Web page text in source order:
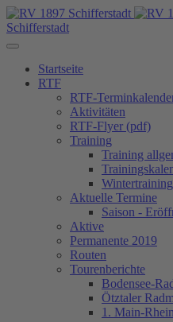
Schifferstadt
Startseite
RTF
RTF-
Aktivitäten
RTF-Flyer (pdf)
Training
Training
Wintertraining
Aktuelle Termine
Saison -
Aktive
Permanente 2019
Routen
Tourenberichte
Bodensee-
Ötztaler
1. Main-